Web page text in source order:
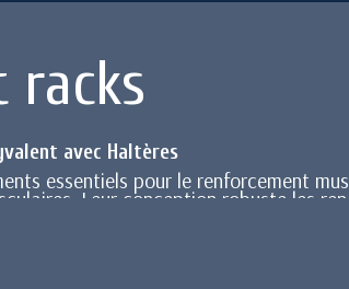
racks
avec Haltères
essentiels pour le renforcement
Leur conception robuste les